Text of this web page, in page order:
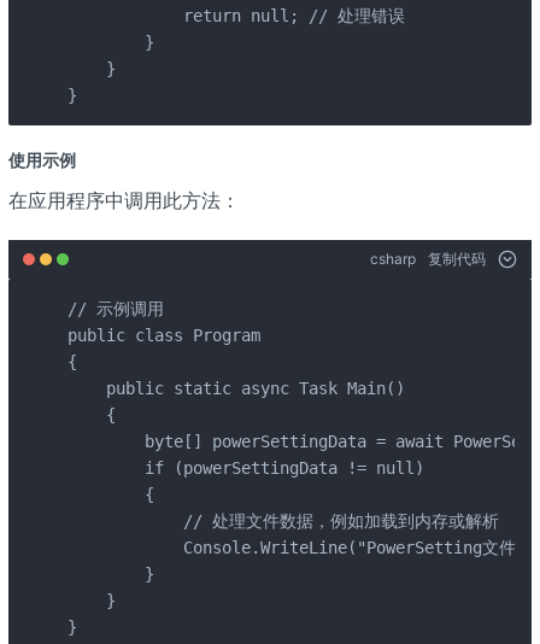
            return null; // 处理错误
        }
    }
}
使用示例
在应用程序中调用此方法：
csharp 复制代码
// 示例调用
public class Program
{
    public static async Task Main()
    {
byte[] powerSettingData = await
        if (powerSettingData != null)
        {
            // 处理文件数据，例如加载到内存或解析
Console.WriteLine("PowerSetting文件处
        }
    }
}